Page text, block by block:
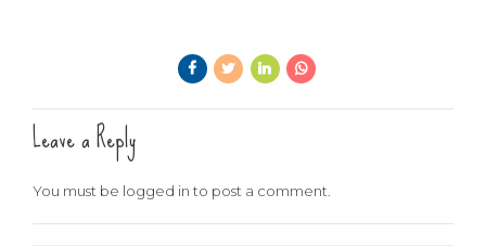
Leave a Reply
You must be logged in to post a comment.